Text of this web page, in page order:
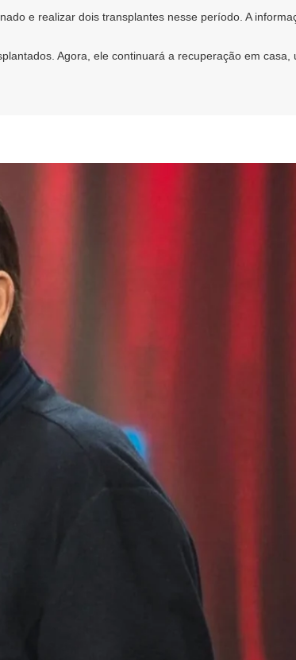
e realizar dois transplantes nesse período. A
Agora, ele continuará a recuperação em casa,